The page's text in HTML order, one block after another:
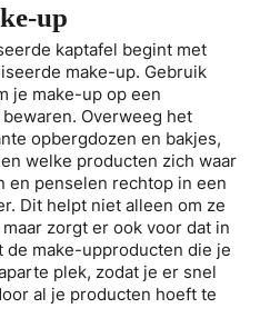
up
kaptafel begint met
make-up. Gebruik
je make-up op een
Overweeg het
opbergdozen en bakjes,
welke producten zich waar
en penselen rechtop in een
Dit helpt niet alleen om ze
zorgt er ook voor dat in
make-upproducten die je
plek, zodat je er snel
al je producten hoeft te